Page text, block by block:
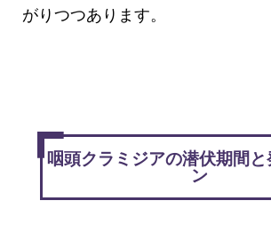
がりつつあります。
咽頭クラミジアの潜伏期間
ン